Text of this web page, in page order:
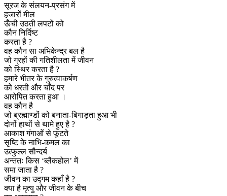
सूरज के संलयन-प्रसंग में
हजारों मील
ऊँची उठती लपटों को
कौन निर्दिष्ट
करता है ?
वह कौन सा अभिकेन्द्र बल है
जो ग्रहों की गतिशीलता में जीवन
को स्थिर करता है ?
हमारे भीतर के गुरुत्वाकर्षण
को धरती और चाँद पर
आरोपित करता हुआ ।
वह कौन है
जो ब्रह्माण्डों को बनाता-बिगाड़ता हुआ भी
दोनों हाथों से थामे हुए है ?
आकाश गंगाओं से फूटते
सृष्टि के नाभि-कमल का
उत्फुल्ल सौन्दर्य
अन्ततः किस ‘ब्लैकहोल’ में
समा जाता है ?
जीवन का उद्गम कहाँ है ?
क्या है मृत्यु और जीवन के बीच